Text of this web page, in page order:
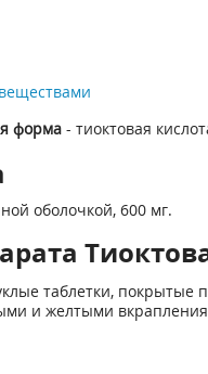
форма- тиоктовая
оболочкой, 600 мг.
таблетки, покрытые
и желтыми